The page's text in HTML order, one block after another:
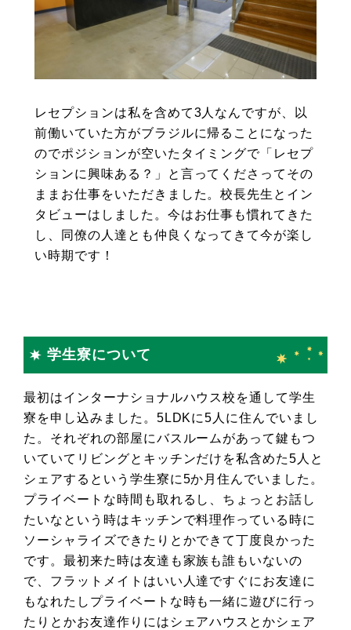
レセプションは私を含めて3人なんですが、以
前働いていた方がブラジルに帰ることになった
のでポジションが空いたタイミングで「レセプ
ションに興味ある？」と言ってくださってその
ままお仕事をいただきました。校長先生とイン
タビューはしました。今はお仕事も慣れてきた
し、同僚の人達とも仲良くなってきて今が楽し
い時期です！
学生寮について
最初はインターナショナルハウス校を通して学生
寮を申し込みました。5LDKに5人に住んでいまし
た。それぞれの部屋にバスルームがあって鍵もつ
いていてリビングとキッチンだけを私含めた5人と
シェアするという学生寮に5か月住んでいました。
プライベートな時間も取れるし、ちょっとお話し
たいなという時はキッチンで料理作っている時に
ソーシャライズできたりとかできて丁度良かった
です。最初来た時は友達も家族も誰もいないの
で、フラットメイトはいい人達ですぐにお友達に
もなれたしプライベートな時も一緒に遊びに行っ
たりとかお友達作りにはシェアハウスとかシェア